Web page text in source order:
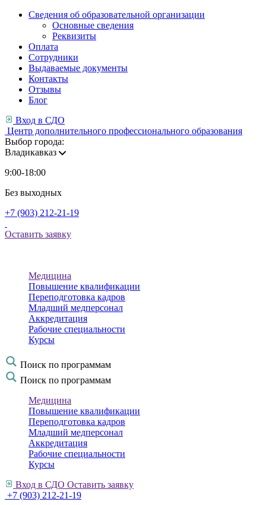
Сведения об образовательной организации
Основные сведения
Реквизиты
Оплата
Сотрудники
Выдаваемые документы
Контакты
Отзывы
Блог
Вход в СДО
Центр дополнительного профессионального образования
Выбор города:
Владикавказ
9:00-18:00
Без выходных
+7 (903) 212-21-19
Оставить заявку
Медицина
Повышение квалификации
Переподготовка кадров
Младший медперсонал
Аккредитация
Рабочие специальности
Курсы
Поиск по программам
Поиск по программам
Медицина
Повышение квалификации
Переподготовка кадров
Младший медперсонал
Аккредитация
Рабочие специальности
Курсы
Вход в СДО Оставить заявку
+7 (903) 212-21-19